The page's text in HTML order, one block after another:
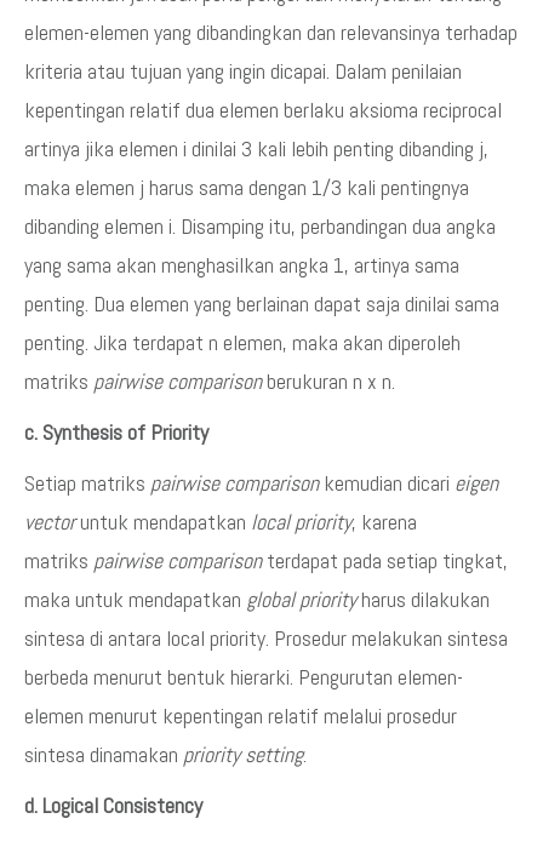
elemen-elemen yang dibandingkan dan relevansinya terhadap
kriteria atau tujuan yang ingin dicapai. Dalam penilaian
kepentingan relatif dua elemen berlaku aksioma reciprocal
artinya jika elemen i dinilai 3 kali lebih penting dibanding j,
maka elemen j harus sama dengan 1/3 kali pentingnya
dibanding elemen i. Disamping itu, perbandingan dua angka
yang sama akan menghasilkan angka 1, artinya sama
penting. Dua elemen yang berlainan dapat saja dinilai sama
penting. Jika terdapat n elemen, maka akan diperoleh
matriks pairwise comparisonberukuran n x n.
c. Synthesis of Priority
Setiap matriks pairwise comparisonkemudian dicari eigen
vectoruntuk mendapatkan local priority, karena
matriks pairwise comparisonterdapat pada setiap tingkat,
maka untuk mendapatkan global priorityharus dilakukan
sintesa di antara local priority. Prosedur melakukan sintesa
berbeda menurut bentuk hierarki. Pengurutan elemen-
elemen menurut kepentingan relatif melalui prosedur
sintesa dinamakan priority setting.
d. Logical Consistency